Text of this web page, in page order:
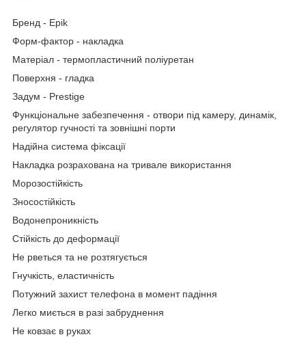
Бренд - Epik
Форм-фактор - накладка
Матеріал - термопластичний поліуретан
Поверхня - гладка
Задум - Prestige
Функціональне забезпечення - отвори під камеру, динамік,
регулятор гучності та зовнішні порти
Надійна система фіксації
Накладка розрахована на тривале використання
Морозостійкість
Зносостійкість
Водонепроникність
Стійкість до деформації
Не рветься та не розтягується
Гнучкість, еластичність
Потужний захист телефона в момент падіння
Легко миється в разі забруднення
Не ковзає в руках